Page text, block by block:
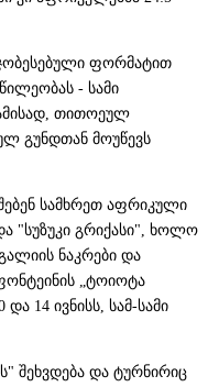
ფორმატით
- სამი
თითოეულ
გუნდთან მოუწევს
სამხრეთ აფრიკული
"სუზუკი გრიქასი", ხოლო
ნაკრები და
„ტოიოტა
14 ივნისს, სამ-სამი
შეხვდება და ტურნირიც